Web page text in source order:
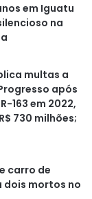
em Iguatu
na
multas a
após
163 em 2022,
730 milhões;
carro de
dois mortos no